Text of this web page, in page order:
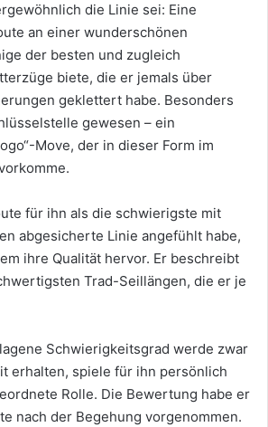
die Linie sei: Eine
an einer wunderschönen
der besten und zugleich
biete, die er jemals über
geklettert habe. Besonders
gewesen – ein
Move, der in dieser Form im
für ihn als die schwierigste mit
abgesicherte Linie angefühlt habe,
ihre Qualität hervor. Er beschreibt
Trad-Seillängen, die er je
Schwierigkeitsgrad werde zwar
erhalten, spiele für ihn persönlich
Rolle. Die Bewertung habe er
nach der Begehung vorgenommen.